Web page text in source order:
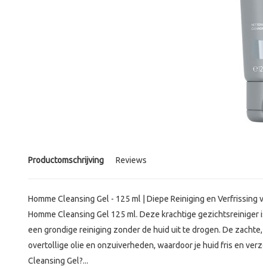
Productomschrijving Reviews
Homme Cleansing Gel - 125 ml | Diepe Reiniging en
Homme Cleansing Gel 125 ml. Deze krachtige
een grondige reiniging zonder de huid uit te drogen. De
overtollige olie en onzuiverheden, waardoor je huid fris en
Cleansing Gel?...